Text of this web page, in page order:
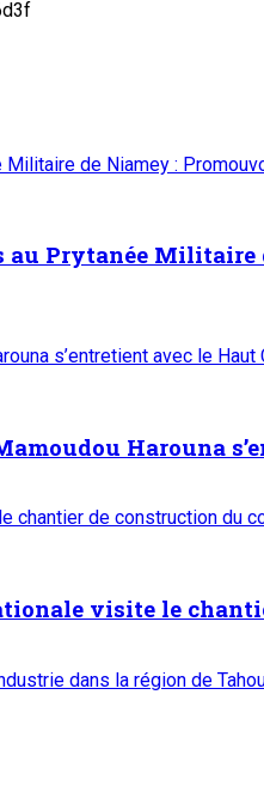
Militaire de Niamey :
au Prytanée
s’entretient avec le
Harouna
chantier de construction du
visite le
dans la région de